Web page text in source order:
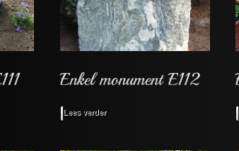
Lees verder